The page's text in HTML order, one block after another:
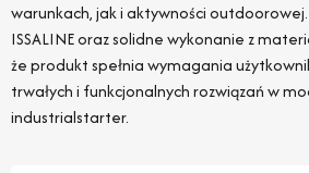
warunkach, jak i aktywności outdoorowej.
ISSALINE oraz solidne wykonanie z
że produkt spełnia wymagania
trwałych i funkcjonalnych rozwiązań w
industrialstarter.